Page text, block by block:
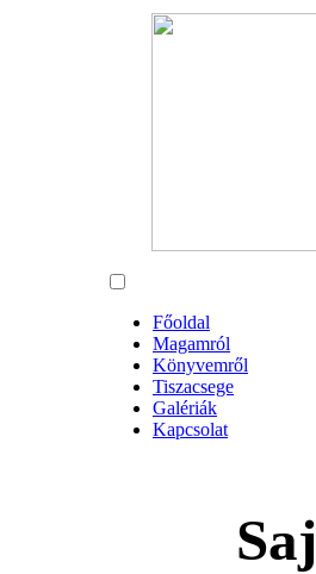
Főoldal
Magamról
Könyvemről
Tiszacsege
Galériák
Kapcsolat